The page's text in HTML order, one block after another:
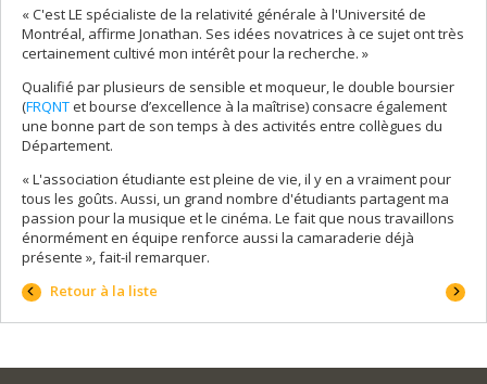
« C'est LE spécialiste de la relativité générale à l'Université de
Montréal, affirme Jonathan. Ses idées novatrices à ce sujet ont très
certainement cultivé mon intérêt pour la recherche. »
Qualifié par plusieurs de sensible et moqueur, le double boursier
(FRQNTet bourse d’excellence à la maîtrise) consacre également
une bonne part de son temps à des activités entre collègues du
Département.
« L'association étudiante est pleine de vie, il y en a vraiment pour
tous les goûts. Aussi, un grand nombre d'étudiants partagent ma
passion pour la musique et le cinéma. Le fait que nous travaillons
énormément en équipe renforce aussi la camaraderie déjà
présente », fait-il remarquer.
Retour à la liste
Portrait